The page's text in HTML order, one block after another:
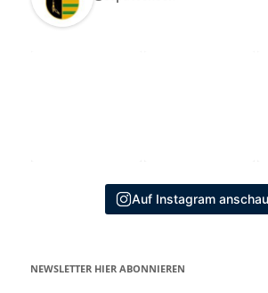
Auf Instagram
NEWSLETTER HIER ABONNIEREN